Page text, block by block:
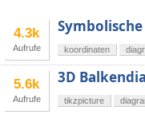
4.3k
Aufrufe koordinaten
5.6k
Aufrufe
3D
tikzpicture